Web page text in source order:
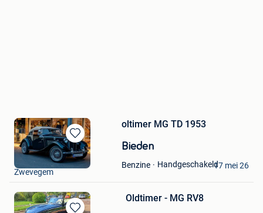
Bewaren
in
Mijn
oltimer MG TD 1953
Bieden
Benzine Handgeschakeld
justin desmet
Zwevegem
17 mei 26
Oldtimer - MG RV8